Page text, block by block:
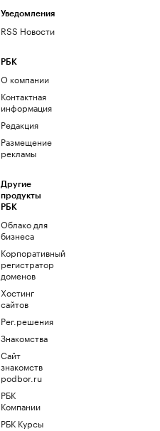
Уведомления
RSS Новости
РБК
О компании
Контактная
информация
Редакция
Размещение
рекламы
Другие
продукты
РБК
Облако для
бизнеса
Корпоративный
регистратор
доменов
Хостинг
сайтов
Рег.решения
Знакомства
Сайт
знакомств
podbor.ru
РБК
Компании
РБК Курсы